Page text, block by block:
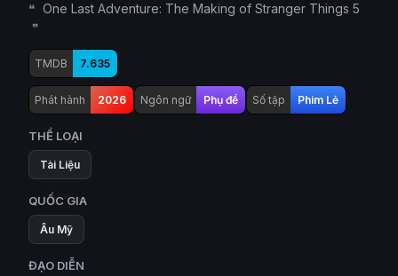
One Last Adventure: The Making of Stranger Things 5
TMDB 7.635
Phát hành 2026 Ngôn ngữ Phụ đề Số tập Phim Lẻ
THỂ LOẠI
Tài Liệu
QUỐC GIA
Âu Mỹ
ĐẠO DIỄN